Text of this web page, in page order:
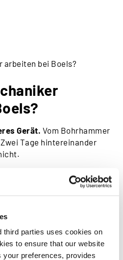
third parties uses cookies on
to ensure that our website
your preferences, provides
Gerät. Vom Bohrhammer
Tage hintereinander
dir über die Schulter schaut
wenn du nicht
bis Freitag. Keine
Überraschungen.